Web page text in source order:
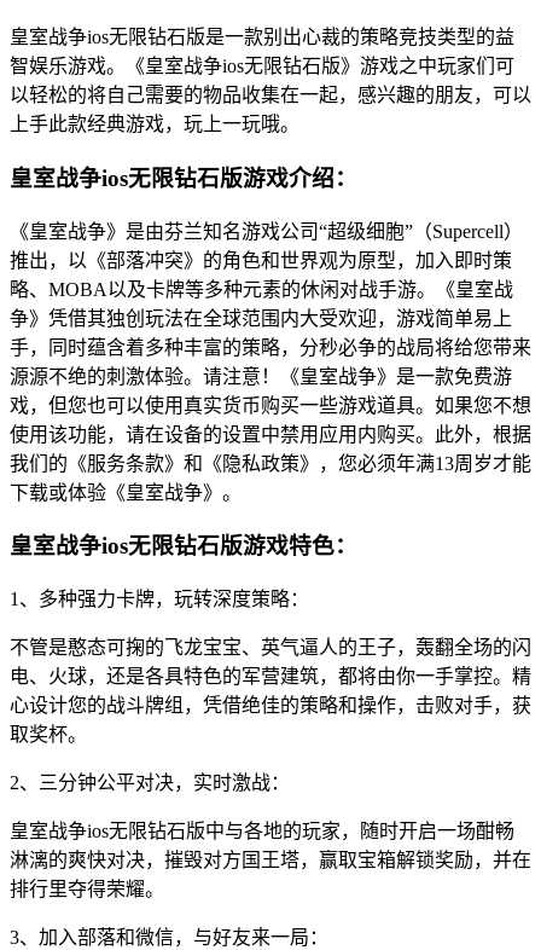
皇室战争ios无限钻石版是一款别出心裁的策略竞技类型的益
智娱乐游戏。《皇室战争ios无限钻石版》游戏之中玩家们可
以轻松的将自己需要的物品收集在一起，感兴趣的朋友，可以
上手此款经典游戏，玩上一玩哦。
皇室战争ios无限钻石版游戏介绍：
《皇室战争》是由芬兰知名游戏公司“超级细胞”（Supercell）
推出，以《部落冲突》的角色和世界观为原型，加入即时策
略、MOBA以及卡牌等多种元素的休闲对战手游。《皇室战
争》凭借其独创玩法在全球范围内大受欢迎，游戏简单易上
手，同时蕴含着多种丰富的策略，分秒必争的战局将给您带来
源源不绝的刺激体验。请注意！《皇室战争》是一款免费游
戏，但您也可以使用真实货币购买一些游戏道具。如果您不想
使用该功能，请在设备的设置中禁用应用内购买。此外，根据
我们的《服务条款》和《隐私政策》，您必须年满13周岁才能
下载或体验《皇室战争》。
皇室战争ios无限钻石版游戏特色：
1、多种强力卡牌，玩转深度策略：
不管是憨态可掬的飞龙宝宝、英气逼人的王子，轰翻全场的闪
电、火球，还是各具特色的军营建筑，都将由你一手掌控。精
心设计您的战斗牌组，凭借绝佳的策略和操作，击败对手，获
取奖杯。
2、三分钟公平对决，实时激战：
皇室战争ios无限钻石版中与各地的玩家，随时开启一场酣畅
淋漓的爽快对决，摧毁对方国王塔，赢取宝箱解锁奖励，并在
排行里夺得荣耀。
3、加入部落和微信，与好友来一局：